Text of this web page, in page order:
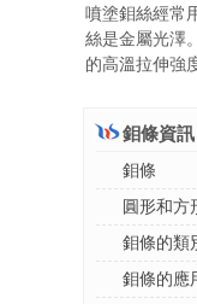
噴塗鉬絲經常
絲是金屬光澤
的高溫拉伸強
鉬條資訊
鉬條
圓形和方
鉬條的類
鉬條的應